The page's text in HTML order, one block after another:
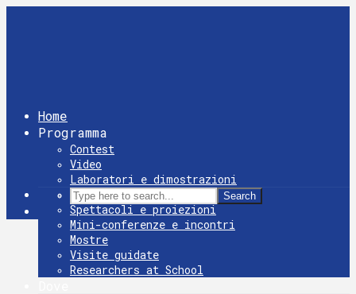
Home
Programma
Contest
Video
Laboratori e dimostrazioni
Giochi
Spettacoli e proiezioni
Mini-conferenze e incontri
Mostre
Visite guidate
Researchers at School
Search